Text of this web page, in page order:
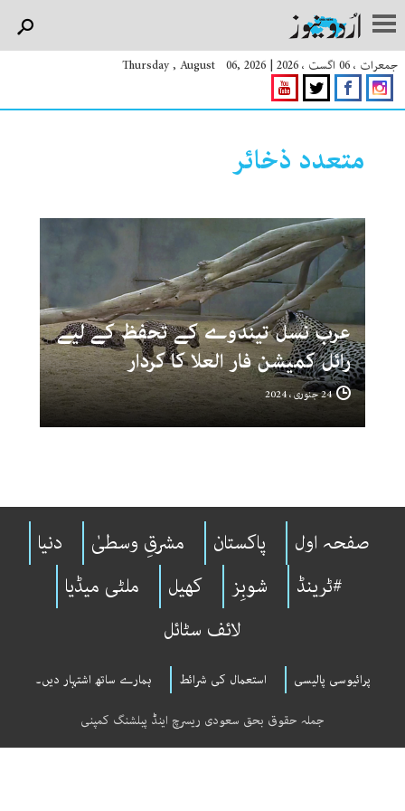
جمعرات ، 06 اگست ، 2026 |
Thursday , August 06, 2026
متعدد ذخائر
عرب نسل تیندوے کے تحفظ کے لیے
رائل کمیشن فار العلا کا کردار
24 جنوری ، 2024
صفحہ اول پاکستان مشرقِ وسطیٰ
دنیا
#ٹرینڈ
شوبِز کھیل
ملٹی میڈیا
لائف سٹائل
پرائیوسی پالیسی استعمال کی شرائط ہمارے ساتھ اشتہار دیں۔
جملہ حقوق بحق سعودی ریسرچ اینڈ پبلشنگ کمپنی